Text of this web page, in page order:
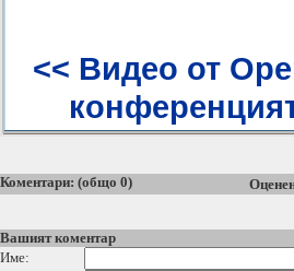
<< Видео от
Коментари: (общо 0)
Вашият коментар
Име: